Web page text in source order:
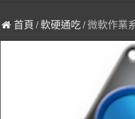
首頁 /軟硬通吃/微軟作業